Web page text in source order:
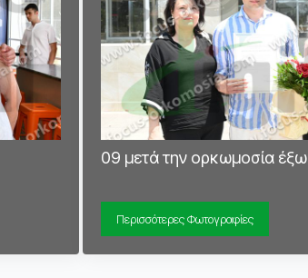
09 μετά την ορκωμοσία έξω
Περισσότερες Φωτογραφίες